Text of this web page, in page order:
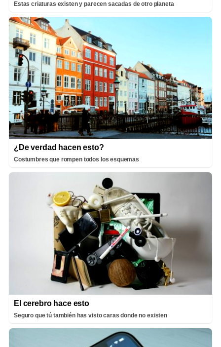
Estas criaturas existen y parecen sacadas de otro planeta
¿De verdad hacen esto?
Costumbres que rompen todos los esquemas
El cerebro hace esto
Seguro que tú también has visto caras donde no existen